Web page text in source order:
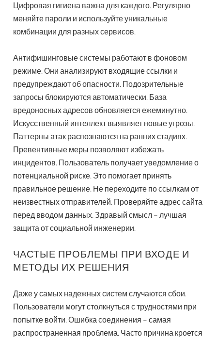
Цифровая гигиена важна для каждого. Регулярно
меняйте пароли и используйте уникальные
комбинации для разных сервисов.
Антифишинговые системы работают в фоновом
режиме. Они анализируют входящие ссылки и
предупреждают об опасности. Подозрительные
запросы блокируются автоматически. База
вредоносных адресов обновляется ежеминутно.
Искусственный интеллект выявляет новые угрозы.
Паттерны атак распознаются на ранних стадиях.
Превентивные меры позволяют избежать
инцидентов. Пользователь получает уведомление о
потенциальной риске. Это помогает принять
правильное решение. Не переходите по ссылкам от
неизвестных отправителей. Проверяйте адрес сайта
перед вводом данных. Здравый смысл – лучшая
защита от социальной инженерии.
ЧАСТЫЕ ПРОБЛЕМЫ ПРИ ВХОДЕ И
МЕТОДЫ ИХ РЕШЕНИЯ
Даже у самых надежных систем случаются сбои.
Пользователи могут столкнуться с трудностями при
попытке войти. Ошибка соединения – самая
распространенная проблема. Часто причина кроется